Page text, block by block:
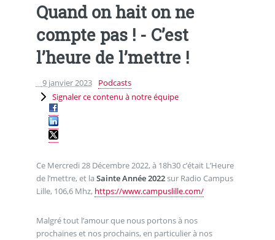
Quand on hait on ne
compte pas ! - C’est
l’heure de l’mettre !
9 janvier 2023
Podcasts
Signaler ce contenu à notre équipe
Ce Mercredi 28 Décembre 2022, à 18h30 c’était L’Heure
de l’mettre, et la Sainte Année 2022sur Radio Campus
Lille, 106,6 Mhz, https://www.campuslille.com/
Malgré tout l’amour que nous portons à nos
prochaines et nos prochains, en particulier à nos